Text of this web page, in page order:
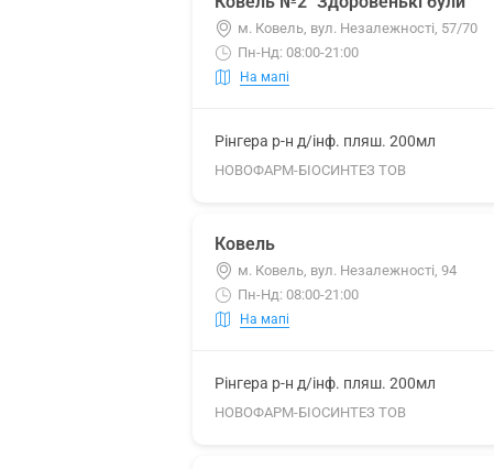
м. Ковель, вул. Незалежності, 57/70
Пн-Нд: 08:00-21:00
На мапі
Рінгера р-н д/інф. пляш. 200мл
НОВОФАРМ-БІОСИНТЕЗ ТОВ
Ковель
м. Ковель, вул. Незалежності, 94
Пн-Нд: 08:00-21:00
На мапі
Рінгера р-н д/інф. пляш. 200мл
НОВОФАРМ-БІОСИНТЕЗ ТОВ